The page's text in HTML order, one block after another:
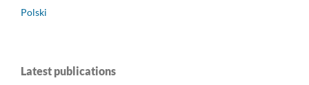
Polski
Latest publications